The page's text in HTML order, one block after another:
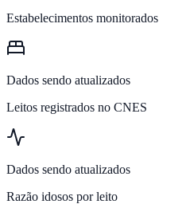
Estabelecimentos monitorados
Dados sendo atualizados
Leitos registrados no CNES
Dados sendo atualizados
Razão idosos por leito